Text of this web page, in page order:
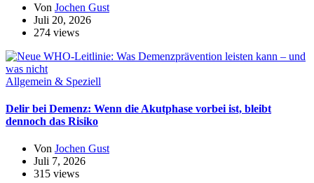
Von Jochen Gust
Juli 20, 2026
274 views
Allgemein & Speziell
Delir bei Demenz: Wenn die Akutphase vorbei ist, bleibt
dennoch das Risiko
Von Jochen Gust
Juli 7, 2026
315 views